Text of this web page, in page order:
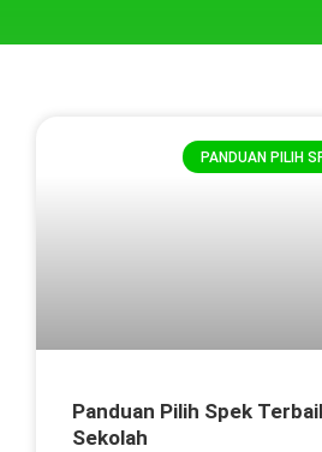
PANDUAN PILIH
Panduan Pilih Spek
Sekolah